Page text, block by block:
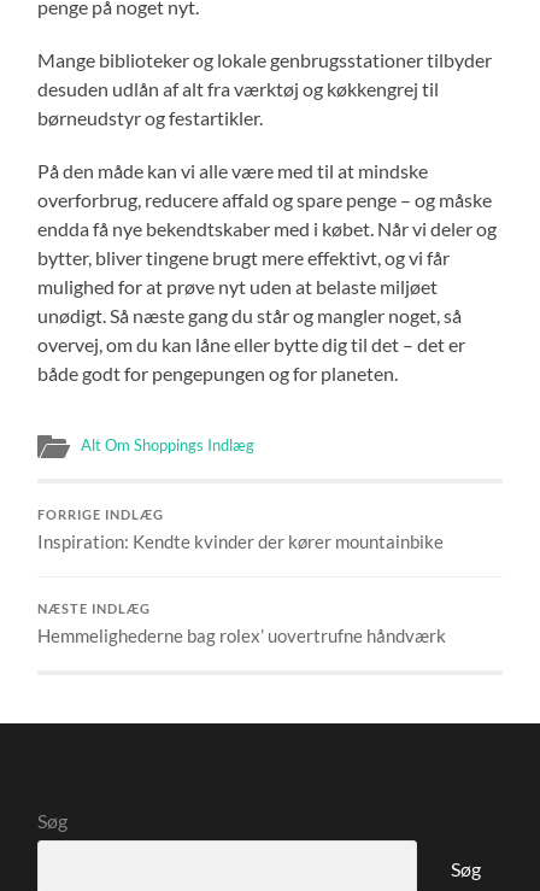
penge på noget nyt.
Mange biblioteker og lokale genbrugsstationer tilbyder
desuden udlån af alt fra værktøj og køkkengrej til
børneudstyr og festartikler.
På den måde kan vi alle være med til at mindske
overforbrug, reducere affald og spare penge – og måske
endda få nye bekendtskaber med i købet. Når vi deler og
bytter, bliver tingene brugt mere effektivt, og vi får
mulighed for at prøve nyt uden at belaste miljøet
unødigt. Så næste gang du står og mangler noget, så
overvej, om du kan låne eller bytte dig til det – det er
både godt for pengepungen og for planeten.
Alt Om Shoppings Indlæg
FORRIGE INDLÆG
Inspiration: Kendte kvinder der kører mountainbike
NÆSTE INDLÆG
Hemmelighederne bag rolex’ uovertrufne håndværk
Søg
Søg